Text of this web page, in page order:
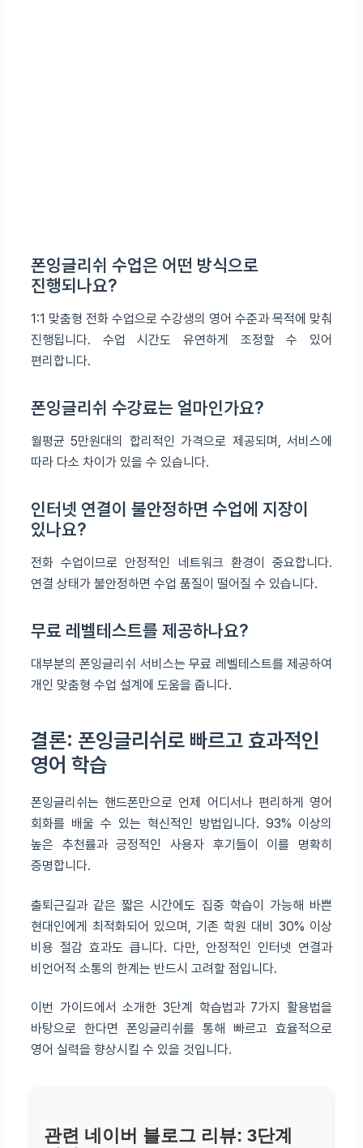
폰잉글리쉬 수업은 어떤 방식으로
진행되나요?
1:1 맞춤형 전화 수업으로 수강생의 영어 수준과 목적에 맞춰
진행됩니다. 수업 시간도 유연하게 조정할 수 있어
편리합니다.
폰잉글리쉬 수강료는 얼마인가요?
월평균 5만원대의 합리적인 가격으로 제공되며, 서비스에
따라 다소 차이가 있을 수 있습니다.
인터넷 연결이 불안정하면 수업에 지장이
있나요?
전화 수업이므로 안정적인 네트워크 환경이 중요합니다.
연결 상태가 불안정하면 수업 품질이 떨어질 수 있습니다.
무료 레벨테스트를 제공하나요?
대부분의 폰잉글리쉬 서비스는 무료 레벨테스트를 제공하여
개인 맞춤형 수업 설계에 도움을 줍니다.
결론: 폰잉글리쉬로 빠르고 효과적인
영어 학습
폰잉글리쉬는 핸드폰만으로 언제 어디서나 편리하게 영어
회화를 배울 수 있는 혁신적인 방법입니다. 93% 이상의
높은 추천률과 긍정적인 사용자 후기들이 이를 명확히
증명합니다.
출퇴근길과 같은 짧은 시간에도 집중 학습이 가능해 바쁜
현대인에게 최적화되어 있으며, 기존 학원 대비 30% 이상
비용 절감 효과도 큽니다. 다만, 안정적인 인터넷 연결과
비언어적 소통의 한계는 반드시 고려할 점입니다.
이번 가이드에서 소개한 3단계 학습법과 7가지 활용법을
바탕으로 한다면 폰잉글리쉬를 통해 빠르고 효율적으로
영어 실력을 향상시킬 수 있을 것입니다.
관련 네이버 블로그 리뷰: 3단계